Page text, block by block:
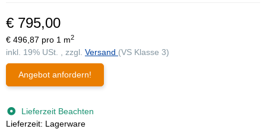
€ 795,00
€ 496,87 pro 1 m2
inkl. 19% USt. , zzgl. Versand (VS Klasse 3)
Angebot anfordern!
Lieferzeit Beachten
Lieferzeit: Lagerware